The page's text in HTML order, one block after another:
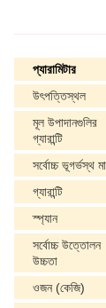
প্যারামিটার
উৎপত্তিস্থল
মূল উপাদানগুলির
গ্যারান্টি
সর্বোচ্চ ভূগর্ভস্থ
গ্যারান্টি
স্প্যান
সর্বোচ্চ উত্তোলন
উচ্চতা
ওজন (কেজি)